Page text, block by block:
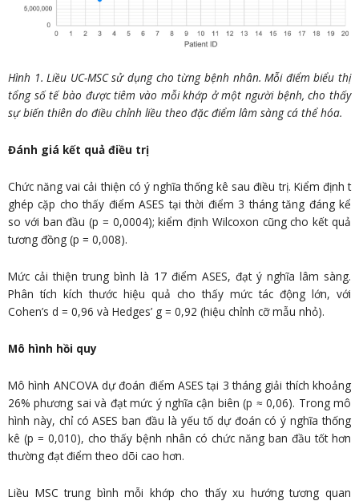
Hình 1. Liều UC-MSC sử dụng cho từng bệnh nhân. Mỗi điểm biểu thị
tổng số tế bào được tiêm vào mỗi khớp ở một người bệnh, cho thấy
sự biến thiên do điều chỉnh liều theo đặc điểm lâm sàng cá thể hóa.
Đánh giá kết quả điều trị
Chức năng vai cải thiện có ý nghĩa thống kê sau điều trị. Kiểm định t
ghép cặp cho thấy điểm ASES tại thời điểm 3 tháng tăng đáng kể
so với ban đầu (p = 0,0004); kiểm định Wilcoxon cũng cho kết quả
tương đồng (p = 0,008).
Mức cải thiện trung bình là 17 điểm ASES, đạt ý nghĩa lâm sàng.
Phân tích kích thước hiệu quả cho thấy mức tác động lớn, với
Cohen’s d = 0,96 và Hedges’ g = 0,92 (hiệu chỉnh cỡ mẫu nhỏ).
Mô hình hồi quy
Mô hình ANCOVA dự đoán điểm ASES tại 3 tháng giải thích khoảng
26% phương sai và đạt mức ý nghĩa cận biên (p ≈ 0,06). Trong mô
hình này, chỉ có ASES ban đầu là yếu tố dự đoán có ý nghĩa thống
kê (p = 0,010), cho thấy bệnh nhân có chức năng ban đầu tốt hơn
thường đạt điểm theo dõi cao hơn.
Liều MSC trung bình mỗi khớp cho thấy xu hướng tương quan